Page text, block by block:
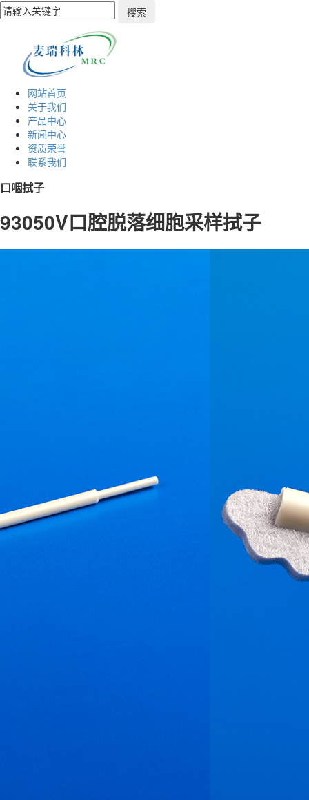
网站首页
关于我们
产品中心
新闻中心
资质荣誉
联系我们
口咽拭子
93050V口腔脱落细胞采样拭子